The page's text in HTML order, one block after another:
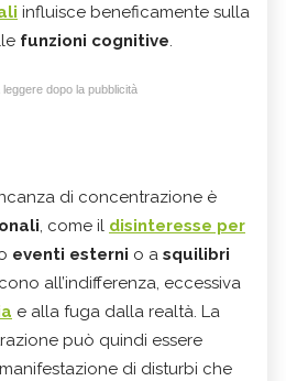
influisce beneficamente sulla
funzioni cognitive.
dopo la pubblicità
di concentrazione è
, come il disinteresse per
eventi esterni o a squilibri
all’indifferenza, eccessiva
e alla fuga dalla realtà. La
può quindi essere
di disturbi che